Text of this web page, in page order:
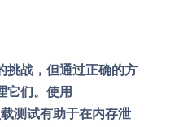
挑战，但通过正确的方
它们。使用
测试有助于在内存泄